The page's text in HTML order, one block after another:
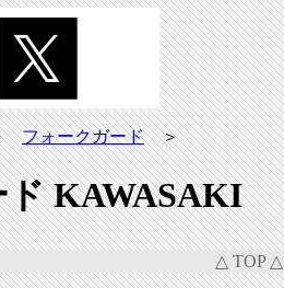
フォークガード＞
KAWASAKI
△ TOP △